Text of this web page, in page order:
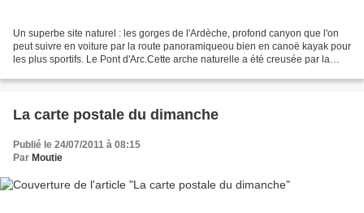
Un superbe site naturel : les gorges de l'Ardèche, profond canyon que l'on
peut suivre en voiture par la route panoramiqueou bien en canoë kayak pour
les plus sportifs. Le Pont d'Arc.Cette arche naturelle a été creusée par la
La carte postale du dimanche
Publié le 24/07/2011 à 08:15
Par Moutie